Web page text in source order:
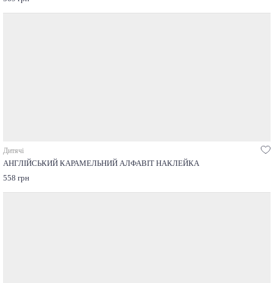
Дитячі
АНГЛІЙСЬКИЙ КАРАМЕЛЬНИЙ АЛФАВІТ НАКЛЕЙКА
558 грн